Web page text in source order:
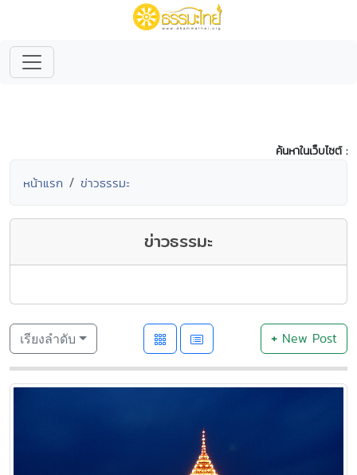
ค้นหาในเว็บไซต์ :
หน้าแรก ข่าวธรรมะ
ข่าวธรรมะ
เรียงลำดับ +New Post